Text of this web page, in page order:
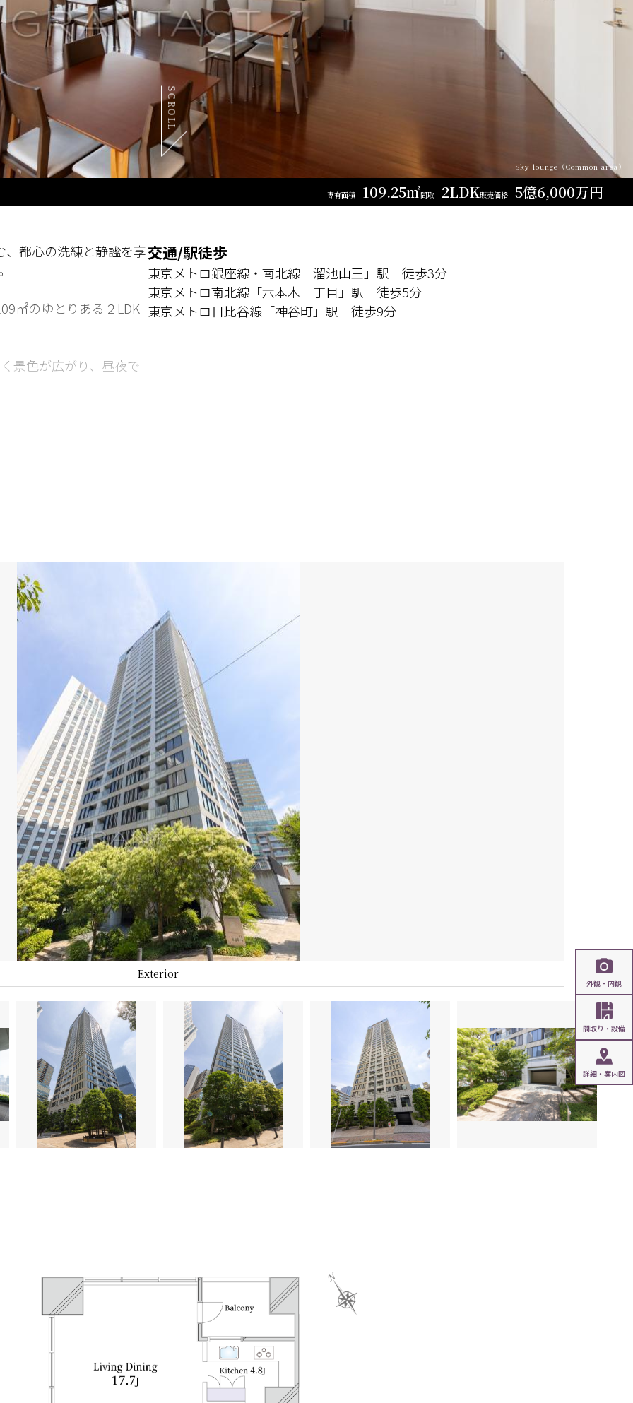
Sky lounge（Common area）
SCROLL
外観・内観
間取り・設備
詳細・案内図
専有面積 109.25㎡間取 2LDK販売価格 5億6,000万円
都心の洗練と静謐を享
㎡のゆとりある２LDK
景色が広がり、昼夜で
ならではの共用施設も
徒歩約5分の優れたアク
落ち着きある住環境。
活圏とし、国際色豊か
タワーレジデンスで、
交通/駅徒歩
東京メトロ銀座線・南北線「溜池山王」駅 徒歩3分
東京メトロ南北線「六本木一丁目」駅 徒歩5分
東京メトロ日比谷線「神谷町」駅 徒歩9分
Exterior